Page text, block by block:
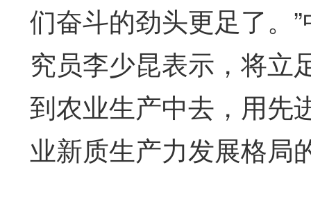
们奋斗的劲头更足了。
究员李少昆表示，将立
到农业生产中去，用先
业新质生产力发展格局